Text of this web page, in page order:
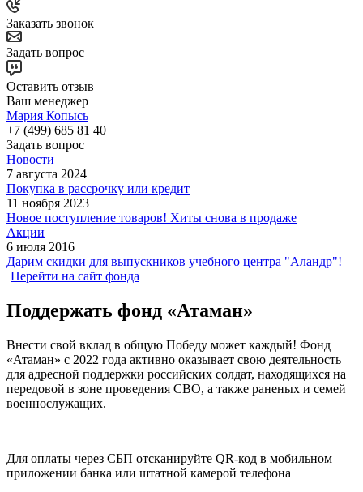
Заказать звонок
Задать вопрос
Оставить отзыв
Ваш менеджер
Мария Копысь
+7 (499) 685 81 40
Задать вопрос
Новости
7 августа 2024
Покупка в рассрочку или кредит
11 ноября 2023
Новое поступление товаров! Хиты снова в продаже
Акции
6 июля 2016
Дарим скидки для выпускников учебного центра "Аландр"!
Перейти на сайт фонда
Поддержать фонд «Атаман»
Внести свой вклад в общую Победу может каждый! Фонд
«Атаман» с 2022 года активно оказывает свою деятельность
для адресной поддержки российских солдат, находящихся на
передовой в зоне проведения СВО, а также раненых и семей
военнослужащих.
Для оплаты через СБП отсканируйте QR-код в мобильном
приложении банка или штатной камерой телефона